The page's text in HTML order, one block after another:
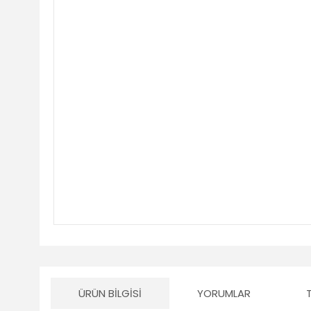
ÜRÜN BILGISI YORUMLAR